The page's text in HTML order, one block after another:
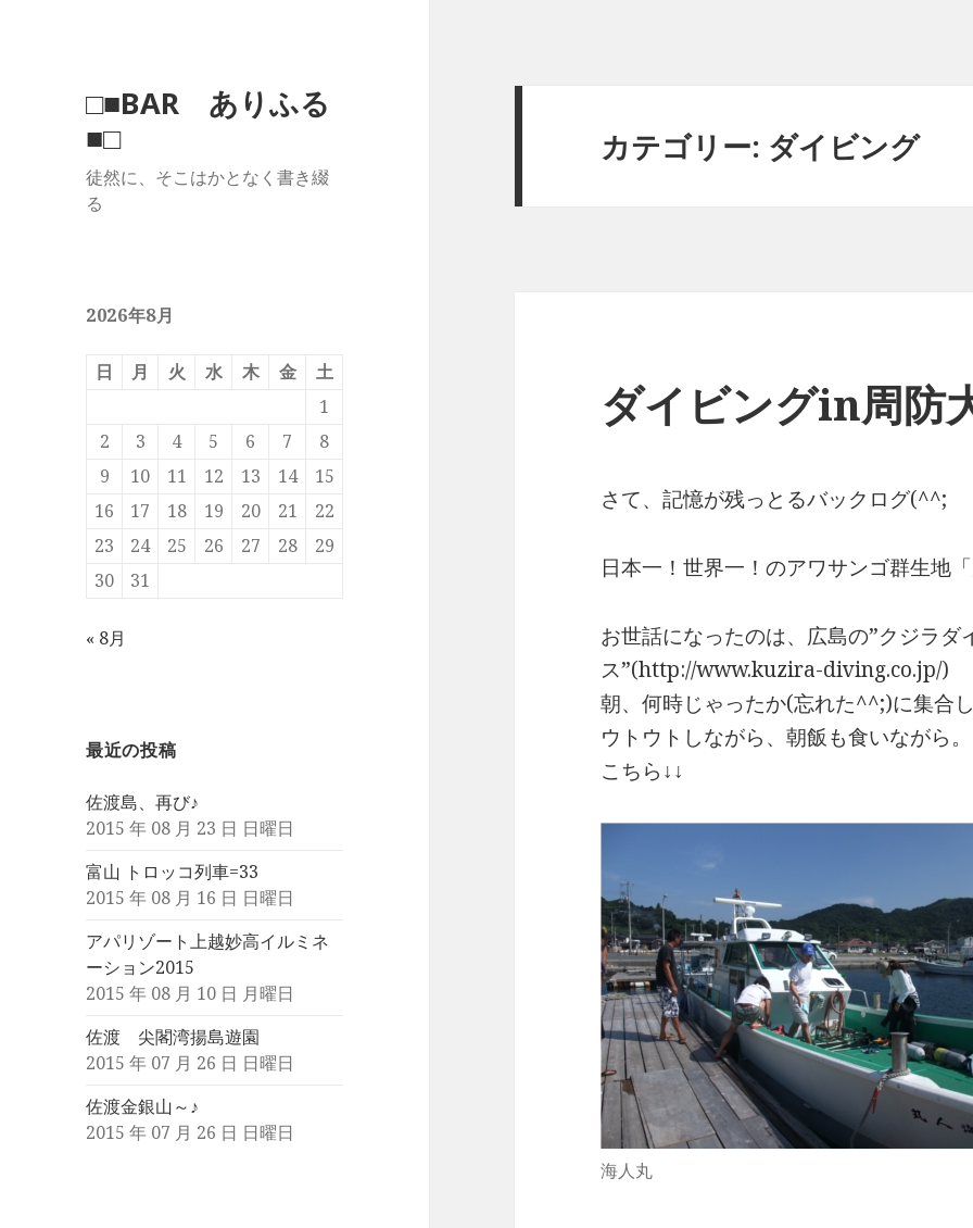
□■BAR ありふる
■□
徒然に、そこはかとなく書き綴
る
2026年8月
日 月 火 水 木 金
土
1
2
3 4 5 6 7
8
9
10 11 12 13 14
15
16
17 18 19 20 21
22
23
24 25 26 27 28
29
30
31
« 8月
最近の投稿
佐渡島、再び♪
2015 年 08 月 23 日 日曜日
富山 トロッコ列車=33
2015 年 08 月 16 日 日曜日
アパリゾート上越妙高イルミネ
ーション2015
2015 年 08 月 10 日 月曜日
佐渡 尖閣湾揚島遊園
2015 年 07 月 26 日 日曜日
佐渡金銀山～♪
2015 年 07 月 26 日 日曜日
カテゴリー: ダイビング
ダイビングin周防
さて、記憶が残っとるバックログ(^^;
日本一！世界一！のアワサンゴ群生地
お世話になったのは、広島の”クジラダ
ス”(http://www.kuzira-diving.co.jp/)
朝、何時じゃったか(忘れた^^;)に集合
ウトウトしながら、朝飯も食いながら
こちら↓↓
海人丸